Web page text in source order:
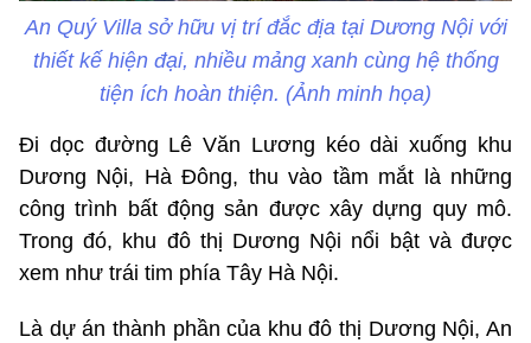
An Quý Villa sở hữu vị trí đắc địa tại Dương Nội với
thiết kế hiện đại, nhiều mảng xanh cùng hệ thống
tiện ích hoàn thiện. (Ảnh minh họa)
Đi dọc đường Lê Văn Lương kéo dài xuống khu
Dương Nội, Hà Đông, thu vào tầm mắt là những
công trình bất động sản được xây dựng quy mô.
Trong đó, khu đô thị Dương Nội nổi bật và được
xem như trái tim phía Tây Hà Nội.
Là dự án thành phần của khu đô thị Dương Nội, An